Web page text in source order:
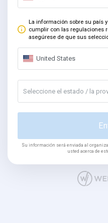
La información sobre su país
cumplir con las regulaciones
asegúrese de que sus
United States
Seleccione el estado / la
Su información será enviada al
usted acerca de